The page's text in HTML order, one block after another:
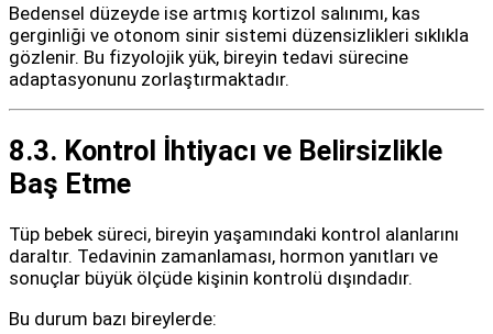
Bedensel düzeyde ise artmış kortizol salınımı, kas
gerginliği ve otonom sinir sistemi düzensizlikleri sıklıkla
gözlenir. Bu fizyolojik yük, bireyin tedavi sürecine
adaptasyonunu zorlaştırmaktadır.
8.3. Kontrol İhtiyacı ve Belirsizlikle
Baş Etme
Tüp bebek süreci, bireyin yaşamındaki kontrol alanlarını
daraltır. Tedavinin zamanlaması, hormon yanıtları ve
sonuçlar büyük ölçüde kişinin kontrolü dışındadır.
Bu durum bazı bireylerde: